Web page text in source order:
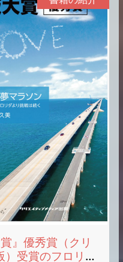
』優秀賞（クリ
受賞のフロリダ